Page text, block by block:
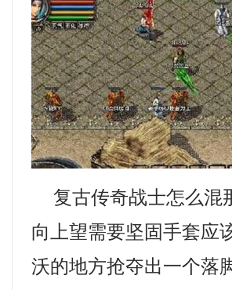
复古传奇战士怎么混
向上望需要坚固手套应
沃的地方抢夺出一个落